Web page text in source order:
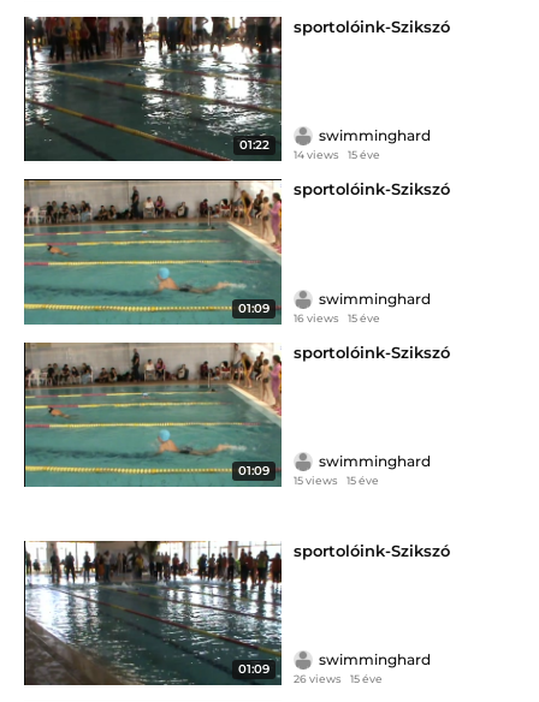
01:22
sportolóink-Szikszó
swimminghard
14 views 15 éve
01:09
sportolóink-Szikszó
swimminghard
16 views 15 éve
01:09
sportolóink-Szikszó
swimminghard
15 views 15 éve
01:09
sportolóink-Szikszó
swimminghard
26 views 15 éve